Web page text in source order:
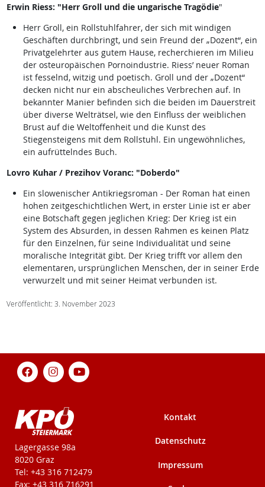
Erwin Riess: "Herr Groll und die ungarische Tragödie"
Herr Groll, ein Rollstuhlfahrer, der sich mit windigen
Geschäften durchbringt, und sein Freund der „Dozent“, ein
Privatgelehrter aus gutem Hause, recherchieren im Milieu
der osteuropäischen Pornoindustrie. Riess’ neuer Roman
ist fesselnd, witzig und poetisch. Groll und der „Dozent“
decken nicht nur ein abscheuliches Verbrechen auf. In
bekannter Manier befinden sich die beiden im Dauerstreit
über diverse Welträtsel, wie den Einfluss der weiblichen
Brust auf die Weltoffenheit und die Kunst des
Stiegensteigens mit dem Rollstuhl. Ein ungewöhnliches,
ein aufrüttelndes Buch.
Lovro Kuhar / Prezihov Voranc: "Doberdo"
Ein slowenischer Antikriegsroman - Der Roman hat einen
hohen zeitgeschichtlichen Wert, in erster Linie ist er aber
eine Botschaft gegen jeglichen Krieg: Der Krieg ist ein
System des Absurden, in dessen Rahmen es keinen Platz
für den Einzelnen, für seine Individualität und seine
moralische Integrität gibt. Der Krieg trifft vor allem den
elementaren, ursprünglichen Menschen, der in seiner Erde
verwurzelt und mit seiner Heimat verbunden ist.
Veröffentlicht: 3. November 2023
KPÖ-Steiermark
Lagergasse 98a
8020 Graz
Tel: +43 316 712479
Fax: +43 316 716291
Kontakt
Datenschutz
Impressum